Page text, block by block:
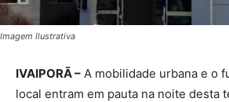
Imagem Ilustrativa
IVAIPORÃ – A mobilidade urbana e o
local entram em pauta na noite desta